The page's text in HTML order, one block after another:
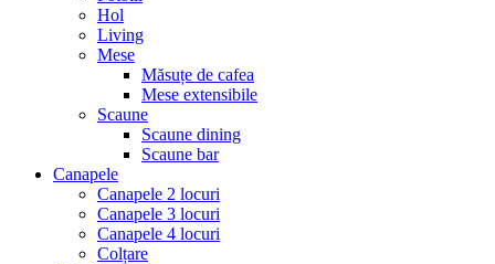
Hol
Living
Mese
Măsuțe de cafea
Mese extensibile
Scaune
Scaune dining
Scaune bar
Canapele
Canapele 2 locuri
Canapele 3 locuri
Canapele 4 locuri
Colțare